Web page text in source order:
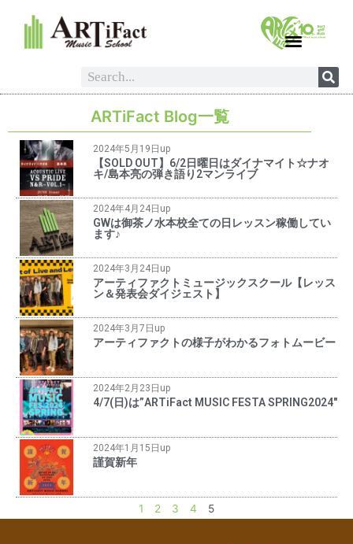
ARTiFact Blog一覧
2024年5月19日up
【SOLD OUT】6/2日曜日はダイナマイト☆ナオ
キ/島本亮の弾き語り2マンライブ
2024年4月24日up
GWは御茶ノ水本校全ての日レッスン稼働してい
ます♪
2024年3月24日up
アーティファクトミュージックスクール【レッス
ン＆発表会ダイジェスト】
2024年3月7日up
アーティファクトの様子がわかるフォトムービー
2024年2月23日up
4/7(日)は”ARTiFact MUSIC FESTA SPRING2024″
2024年1月15日up
謹賀新年
1 2 3 4 5